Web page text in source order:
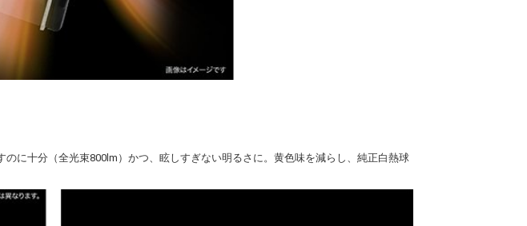
に十分（全光束800lm）かつ、眩しすぎない明るさに。黄色味を減らし、純正白熱球